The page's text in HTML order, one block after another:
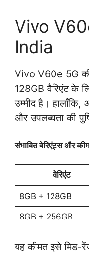
Vivo
India
Vivo V60e 5G
128GB वैरिएंट के
उम्मीद है।
और उपलब्धता की
संभावित वेरिएंट्स और
वेरिएंट
8GB + 128GB
8GB + 256GB
यह कीमत इसे मिड-